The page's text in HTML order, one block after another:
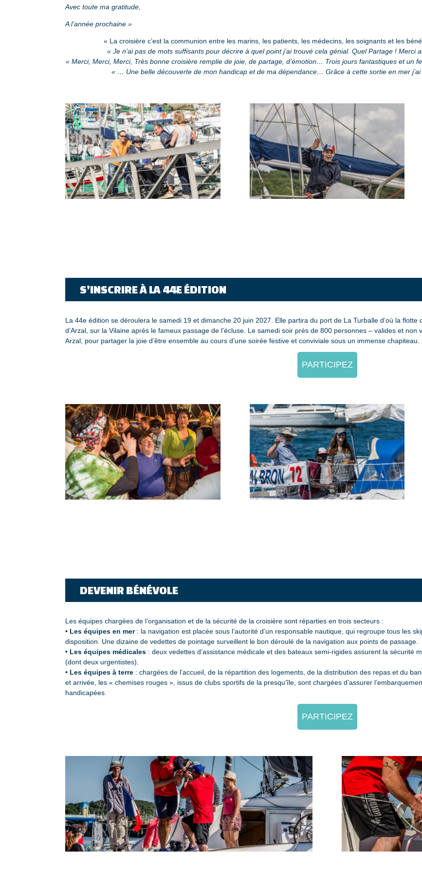
Avec toute ma gratitude,
A l’année prochaine »
« La croisière c’est la communion entre les marins, les patients, les médecins, les soignants et les
« Je n’ai pas de mots suffisants pour décrire à quel point j’ai trouvé cela génial. Quel Partage ! Merci
« Merci, Merci, Merci, Très bonne croisière remplie de joie, de partage, d’émotion… Trois jours fantastiques et un
« … Une belle découverte de mon handicap et de ma dépendance… Grâce à cette sortie en mer
S’INSCRIRE À LA 44E ÉDITION
La 44e édition se déroulera le samedi 19 et dimanche 20 juin 2027. Elle partira du port de La Turballe d’où la flotte
d’Arzal, sur la Vilaine après le fameux passage de l’écluse. Le samedi soir près de 800 personnes – valides et non
Arzal, pour partager la joie d’être ensemble au cours d’une soirée festive et conviviale sous un immense chapiteau.
PARTICIPEZ
DEVENIR BÉNÉVOLE
Les équipes chargées de l’organisation et de la sécurité de la croisière sont réparties en trois secteurs :
• Les équipes en mer: la navigation est placée sous l’autorité d’un responsable nautique, qui regroupe tous les
disposition. Une dizaine de vedettes de pointage surveillent le bon déroulé de la navigation aux points de passage.
• Les équipes médicales : deux vedettes d’assistance médicale et des bateaux semi-rigides assurent la sécurité
(dont deux urgentistes).
• Les équipes à terre : chargées de l’accueil, de la répartition des logements, de la distribution des repas et du
et arrivée, les « chemises rouges », issus de clubs sportifs de la presqu’île, sont chargées d’assurer
handicapées.
PARTICIPEZ